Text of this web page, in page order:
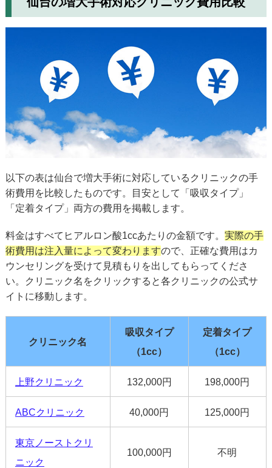
以下の表は仙台で増大手術に対応しているクリニックの手
術費用を比較したものです。目安として「吸収タイプ」
「定着タイプ」両方の費用を掲載します。
料金はすべてヒアルロン酸1ccあたりの金額です。 実際の手
術費用は注入量によって変わりますので、正確な費用はカ
ウンセリングを受けて見積もりを出してもらってくださ
い。クリニック名をクリックすると各クリニックの公式サ
イトに移動します。
クリニック名
吸収タイプ
（1cc）
定着タイプ
（1cc）
上野クリニック 132,000円 198,000円
ABCクリニック 40,000円 125,000円
東京ノーストクリ
ニック
100,000円 不明